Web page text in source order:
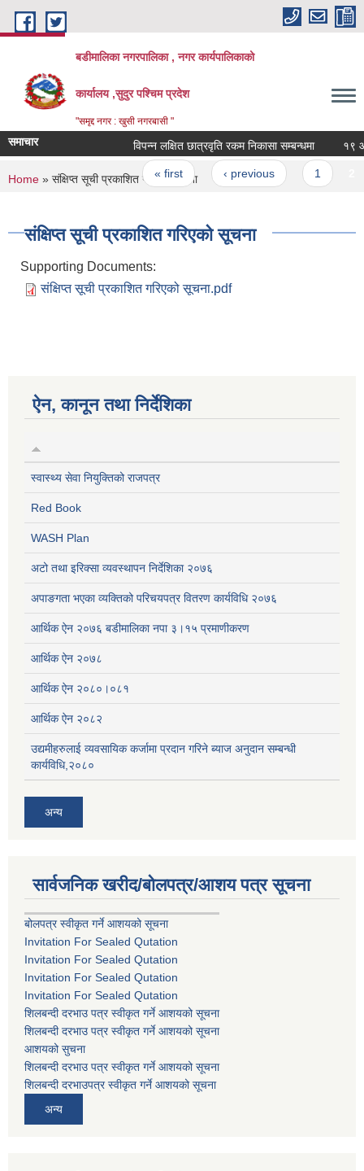
Skip to main content
बडीमालिका नगरपालिका , नगर कार्यपालिकाको
कार्यालय ,सुदुर पश्चिम प्रदेश
"समृद्द नगर : खुसी नगरबासी "
समाचार विपन्न लक्षित छात्रवृति रकम निकासा सम्बन्धमा १९ औ
Pages
« first ‹ previous
You are here
Home » संक्षिप्त सूची प्रकाशित गरिएको सूचना
संक्षिप्त सूची प्रकाशित गरिएको सूचना
Supporting Documents:
संक्षिप्त सूची प्रकाशित गरिएको सूचना.pdf
ऐन, कानून तथा निर्देशिका
स्वास्थ्य सेवा नियुक्तिको राजपत्र
Red Book
WASH Plan
अटो तथा इरिक्सा व्यवस्थापन निर्देशिका २०७६
अपाङगता भएका व्यक्तिको परिचयपत्र वितरण कार्यविधि २०७६
आर्थिक ऐन २०७६ बडीमालिका नपा ३।१५ प्रमाणीकरण
आर्थिक ऐन २०७८
आर्थिक ऐन २०८०।०८१
आर्थिक ऐन २०८२
उद्यमीहरुलाई व्यवसायिक कर्जामा प्रदान गरिने ब्याज अनुदान सम्बन्धी
कार्यविधि,२०८०
अन्य
सार्वजनिक खरीद/बोलपत्र/आशय पत्र सूचना
बोलपत्र स्वीकृत गर्ने आशयको सूचना
Invitation For Sealed Qutation
Invitation For Sealed Qutation
Invitation For Sealed Qutation
Invitation For Sealed Qutation
शिलबन्दी दरभाउ पत्र स्वीकृत गर्ने आशयको सूचना
शिलबन्दी दरभाउ पत्र स्वीकृत गर्ने आशयको सूचना
आशयको सुचना
शिलबन्दी दरभाउ पत्र स्वीकृत गर्ने आशयको सूचना
शिलबन्दी दरभाउपत्र स्वीकृत गर्ने आशयको सूचना
अन्य